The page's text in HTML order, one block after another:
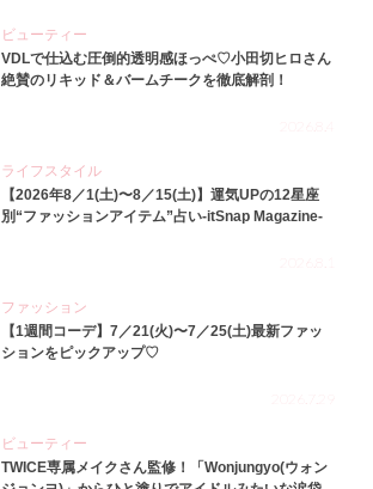
ビューティー
VDLで仕込む圧倒的透明感ほっぺ♡小田切ヒロさん
絶賛のリキッド＆バームチークを徹底解剖！
ライフスタイル
【2026年8／1(土)〜8／15(土)】運気UPの12星座
別“ファッションアイテム”占い-itSnap Magazine-
ファッション
【1週間コーデ】7／21(火)〜7／25(土)最新ファッ
ションをピックアップ♡
ビューティー
TWICE専属メイクさん監修！「Wonjungyo(ウォン